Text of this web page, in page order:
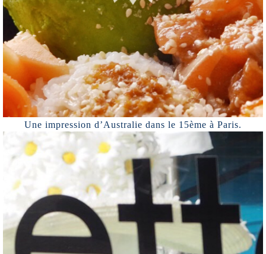
Une impression d’Australie dans le 15ème à Paris.